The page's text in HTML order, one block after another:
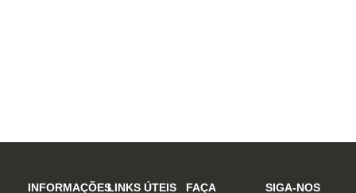
INFORMAÇÕESLINKS ÚTEIS
FAÇA
SIGA-NOS